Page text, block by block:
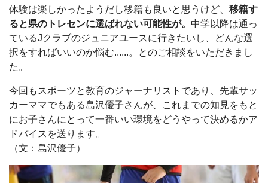
体験は楽しかったようだし移籍も良いと思うけど、 移籍す
ると県のトレセンに選ばれない可能性が。 中学以降は通っ
ているJクラブのジュニアユースに行きたいし、どんな選
択をすればいいのか悩む......。とのご相談をいただきまし
た。
今回もスポーツと教育のジャーナリストであり、先輩サッ
カーママでもある島沢優子さんが、これまでの知見をもと
にお子さんにとって一番いい環境をどうやって決めるかア
ドバイスを送ります。
（文：島沢優子）